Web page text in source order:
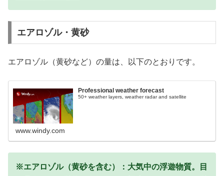
エアロゾル・黄砂
エアロゾル（黄砂など）の量は、以下のとおりです。
Professional weather forecast
50+ weather layers, weather radar and satellite
www.windy.com
※エアロゾル（黄砂を含む）：大気中の浮遊物質。目